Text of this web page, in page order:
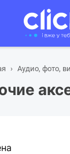
Аудио, фото,